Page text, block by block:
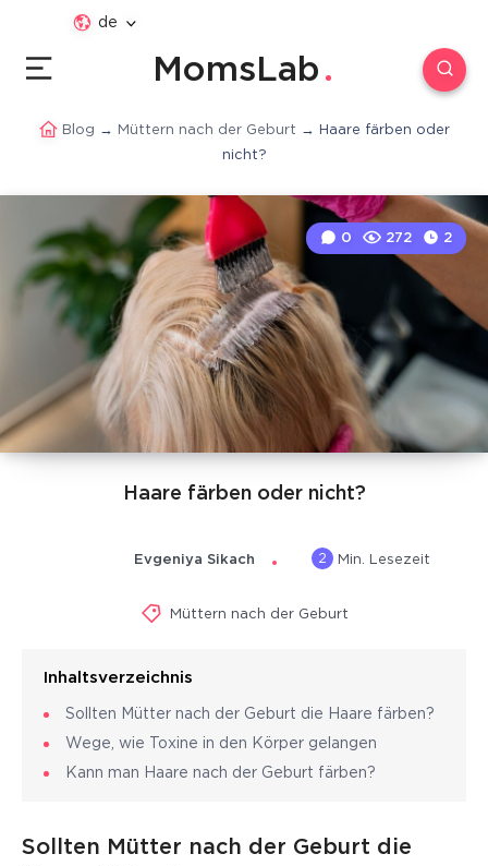
de
MomsLab
Blog → Müttern nach der Geburt → Haare färben oder
nicht?
Haare färben oder nicht?
0 272 2
Evgeniya Sikach 2 Min. Lesezeit
Müttern nach der Geburt
Inhaltsverzeichnis
Sollten Mütter nach der Geburt die Haare färben?
Wege, wie Toxine in den Körper gelangen
Kann man Haare nach der Geburt färben?
Sollten Mütter nach der Geburt die